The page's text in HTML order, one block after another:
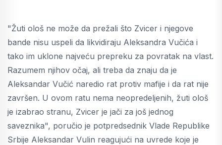
"Žuti ološ ne može da prežali što Zvicer i njegove
bande nisu uspeli da likvidiraju Aleksandra Vučića i
tako im uklone najveću prepreku za povratak na vlast.
Razumem njihov očaj, ali treba da znaju da je
Aleksandar Vučić naredio rat protiv mafije i da rat nije
završen. U ovom ratu nema neopredeljenih, žuti ološ
je izabrao stranu, Zvicer je jači za još jednog
saveznika", poručio je potpredsednik Vlade Republike
Srbije Aleksandar Vulin reagujući na uvrede koje je